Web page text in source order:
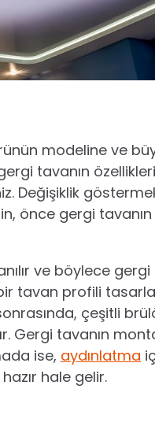
modeline ve
tavanın
Değişiklik
önce gergi
ve böylece
tavan profili
çeşitli
Gergi tavanın
ise, aydınlatma
hale gelir.